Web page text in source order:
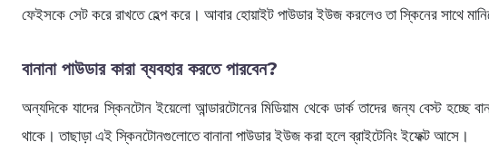
ফেইসকে সেট করে রাখতে হেল্প করে। আবার হোয়াইট পাউডার ইউজ করলেও তা স্কিনের সাথে
বানানা পাউডার কারা ব্যবহার করতে পারবেন?
অন্যদিকে যাদের স্কিনটোন ইয়েলো আন্ডারটোনের মিডিয়াম থেকে ডার্ক তাদের জন্য বেস্ট হচ্ছে
থাকে। তাছাড়া এই স্কিনটোনগুলোতে বানানা পাউডার ইউজ করা হলে ব্রাইটেনিং ইফেক্ট আসে।